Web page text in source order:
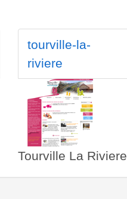
tourville-la-
riviere
Tourville La Riviere